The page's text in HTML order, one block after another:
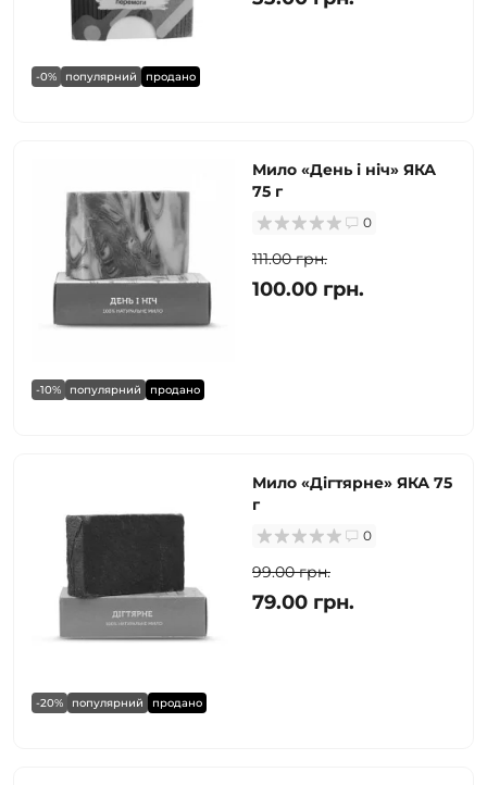
-0% популярний продано
-10% популярний продано
Мило «День і ніч» ЯКА
75 г
0
111.00 грн.
100.00 грн.
-20% популярний продано
Мило «Дігтярне» ЯКА 75
г
0
99.00 грн.
79.00 грн.